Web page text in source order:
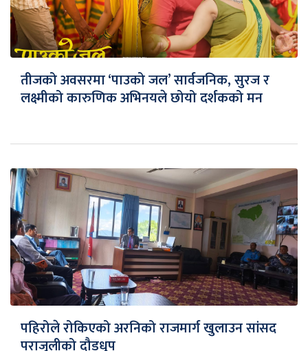
तीजको अवसरमा ‘पाउको जल’ सार्वजनिक, सुरज र
लक्ष्मीको कारुणिक अभिनयले छोयो दर्शकको मन
पहिरोले रोकिएको अरनिको राजमार्ग खुलाउन सांसद
पराजुलीको दौडधुप